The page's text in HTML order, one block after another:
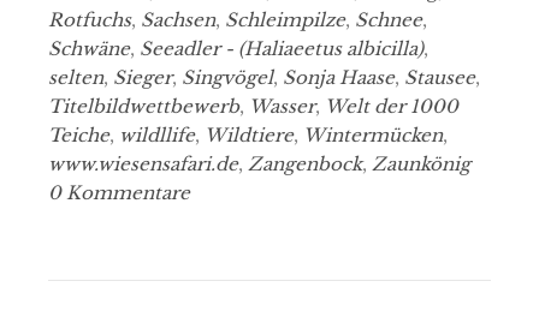
Rotfuchs, Sachsen, Schleimpilze, Schnee,
Schwäne, Seeadler - (Haliaeetus albicilla),
selten, Sieger, Singvögel, Sonja Haase, Stausee,
Titelbildwettbewerb, Wasser, Welt der 1000
Teiche, wildllife, Wildtiere, Wintermücken,
www.wiesensafari.de, Zangenbock, Zaunkönig
0 Kommentare